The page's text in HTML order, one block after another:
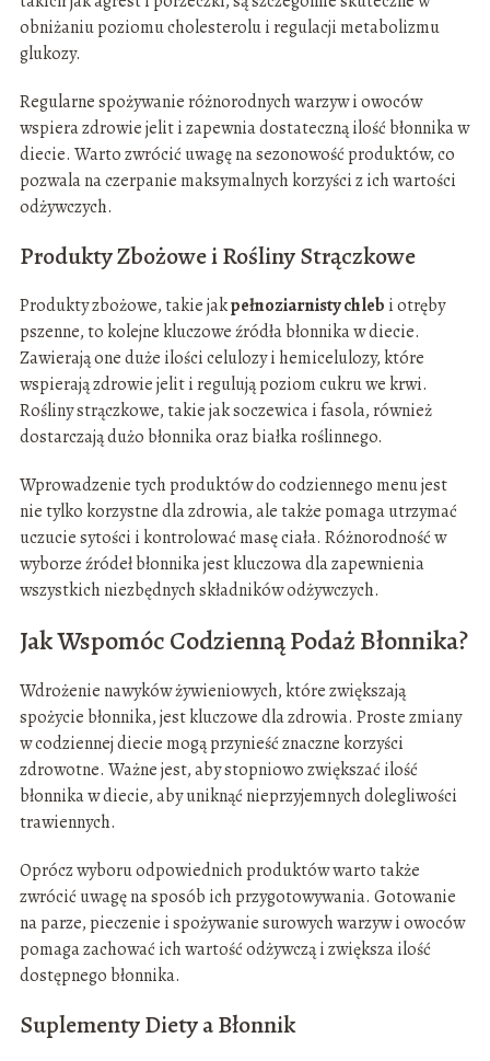
obniżaniu poziomu cholesterolu i regulacji metabolizmu
glukozy.
Regularne spożywanie różnorodnych warzyw i owoców
wspiera zdrowie jelit i zapewnia dostateczną ilość błonnika w
diecie. Warto zwrócić uwagę na sezonowość produktów, co
pozwala na czerpanie maksymalnych korzyści z ich wartości
odżywczych.
Produkty Zbożowe i Rośliny Strączkowe
Produkty zbożowe, takie jakpełnoziarnisty chleb i otręby
pszenne, to kolejne kluczowe źródła błonnika w diecie.
Zawierają one duże ilości celulozy i hemicelulozy, które
wspierają zdrowie jelit i regulują poziom cukru we krwi.
Rośliny strączkowe, takie jak soczewica i fasola, również
dostarczają dużo błonnika oraz białka roślinnego.
Wprowadzenie tych produktów do codziennego menu jest
nie tylko korzystne dla zdrowia, ale także pomaga utrzymać
uczucie sytości i kontrolować masę ciała. Różnorodność w
wyborze źródeł błonnika jest kluczowa dla zapewnienia
wszystkich niezbędnych składników odżywczych.
Jak Wspomóc Codzienną Podaż Błonnika?
Wdrożenie nawyków żywieniowych, które zwiększają
spożycie błonnika, jest kluczowe dla zdrowia. Proste zmiany
w codziennej diecie mogą przynieść znaczne korzyści
zdrowotne. Ważne jest, aby stopniowo zwiększać ilość
błonnika w diecie, aby uniknąć nieprzyjemnych dolegliwości
trawiennych.
Oprócz wyboru odpowiednich produktów warto także
zwrócić uwagę na sposób ich przygotowywania. Gotowanie
na parze, pieczenie i spożywanie surowych warzyw i owoców
pomaga zachować ich wartość odżywczą i zwiększa ilość
dostępnego błonnika.
Suplementy Diety a Błonnik